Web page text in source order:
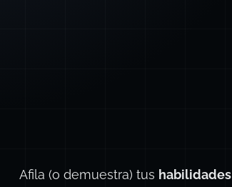
Afila (o demuestra) tus habilidades